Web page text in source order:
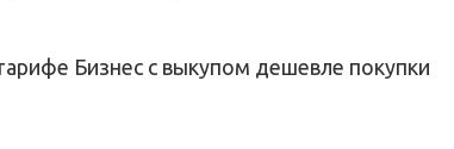
Бизнес с выкупом дешевле покупки